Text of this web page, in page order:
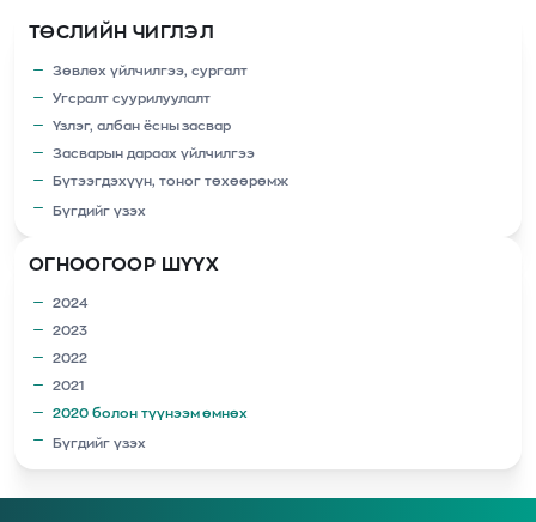
ТӨСЛИЙН ЧИГЛЭЛ
Зөвлөх үйлчилгээ, сургалт
Угсралт суурилуулалт
Үзлэг, албан ёсны засвар
Засварын дараах үйлчилгээ
Бүтээгдэхүүн, тоног төхөөрөмж
Бүгдийг үзэх
ОГНООГООР ШҮҮХ
2024
2023
2022
2021
2020 болон түүнээм өмнөх
Бүгдийг үзэх